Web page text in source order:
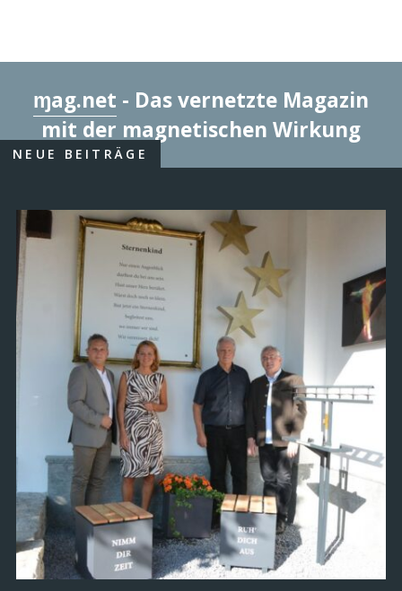
ɱag.net - Das vernetzte Magazin
mit der magnetischen Wirkung
NEUE BEITRÄGE